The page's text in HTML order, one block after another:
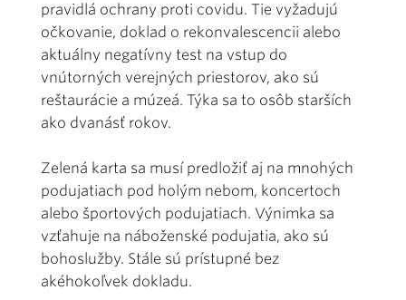
pravidlá ochrany proti covidu. Tie vyžadujú
očkovanie, doklad o rekonvalescencii alebo
aktuálny negatívny test na vstup do
vnútorných verejných priestorov, ako sú
reštaurácie a múzeá. Týka sa to osôb starších
ako dvanásť rokov.
Zelená karta sa musí predložiť aj na mnohých
podujatiach pod holým nebom, koncertoch
alebo športových podujatiach. Výnimka sa
vzťahuje na náboženské podujatia, ako sú
bohoslužby. Stále sú prístupné bez
akéhokoľvek dokladu.